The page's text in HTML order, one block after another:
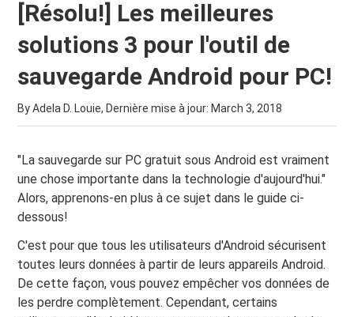
[Résolu!] Les meilleures
solutions 3 pour l'outil de
sauvegarde Android pour PC!
By Adela D. Louie, Dernière mise à jour: March 3, 2018
"La sauvegarde sur PC gratuit sous Android est vraiment
une chose importante dans la technologie d'aujourd'hui."
Alors, apprenons-en plus à ce sujet dans le guide ci-
dessous!
C'est pour que tous les utilisateurs d'Android sécurisent
toutes leurs données à partir de leurs appareils Android.
De cette façon, vous pouvez empêcher vos données de
les perdre complètement. Cependant, certains